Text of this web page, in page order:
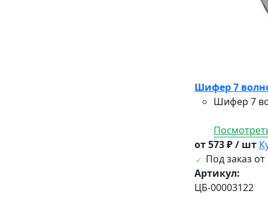
Шифер 7
Шифер 7
от 573 ₽ / шт
Под заказ от
Артикул:
ЦБ-00003122